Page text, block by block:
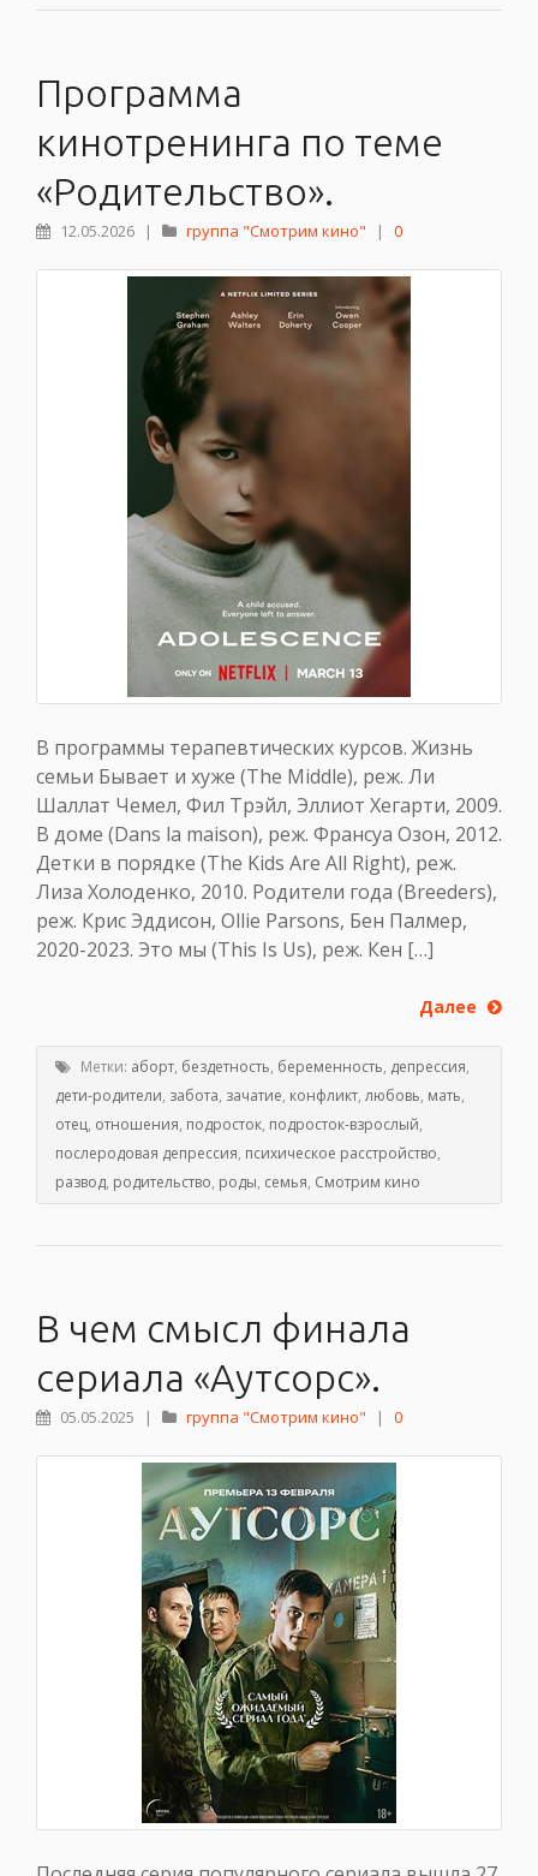
Программа
кинотренинга по теме
«Родительство».
12.05.2026 | группа "Смотрим кино" | 0
В программы терапевтических курсов. Жизнь
семьи Бывает и хуже (The Middle), реж. Ли
Шаллат Чемел, Фил Трэйл, Эллиот Хегарти, 2009.
В доме (Dans la maison), реж. Франсуа Озон, 2012.
Детки в порядке (The Kids Are All Right), реж.
Лиза Холоденко, 2010. Родители года (Breeders),
реж. Крис Эддисон, Ollie Parsons, Бен Палмер,
2020-2023. Это мы (This Is Us), реж. Кен […]
Далее
Метки: аборт, бездетность, беременность, депрессия,
дети-родители, забота, зачатие, конфликт, любовь, мать,
отец, отношения, подросток, подросток-взрослый,
послеродовая депрессия, психическое расстройство,
развод, родительство, роды, семья, Смотрим кино
В чем смысл финала
сериала «Аутсорс».
05.05.2025 | группа "Смотрим кино" | 0